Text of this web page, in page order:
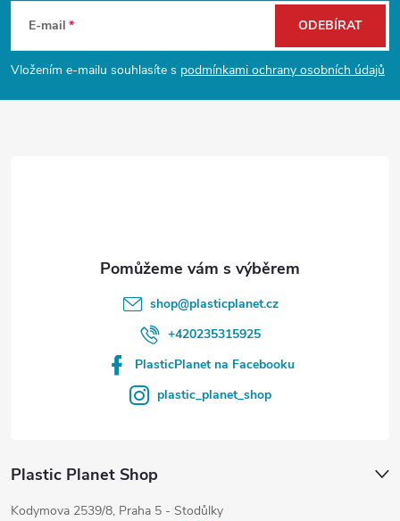
p
a
E-mail
Vložením e-mailu souhlasíte s podmínkami ochrany osobních údajů
ODEBÍRAT
shop@plasticplanet.cz
+420235315925
PlasticPlanet na Facebooku
plastic_planet_shop
Plastic Planet Shop
Kodymova 2539/8, Praha 5 - Stodůlky